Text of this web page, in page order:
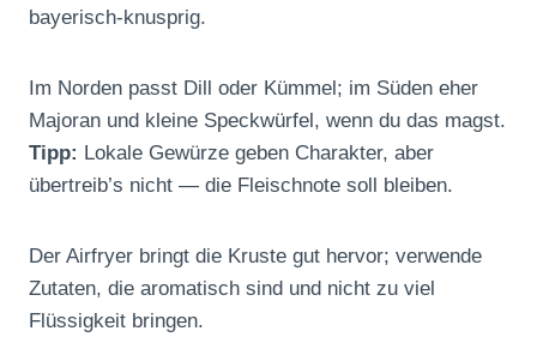
bayerisch-knusprig.
Im Norden passt Dill oder Kümmel; im Süden eher
Majoran und kleine Speckwürfel, wenn du das magst.
Tipp: Lokale Gewürze geben Charakter, aber
übertreib’s nicht — die Fleischnote soll bleiben.
Der Airfryer bringt die Kruste gut hervor; verwende
Zutaten, die aromatisch sind und nicht zu viel
Flüssigkeit bringen.